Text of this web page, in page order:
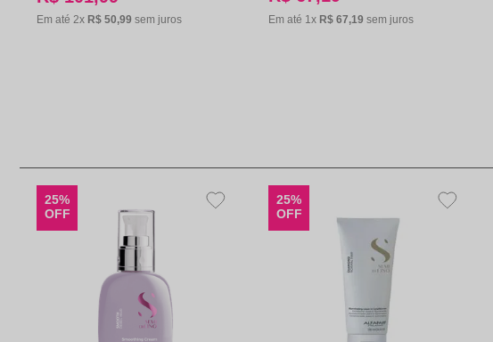
Em até 2x R$ 50,99 sem juros Em até 1 x R$ 67,19 sem juros
25%
OFF
25%
OFF